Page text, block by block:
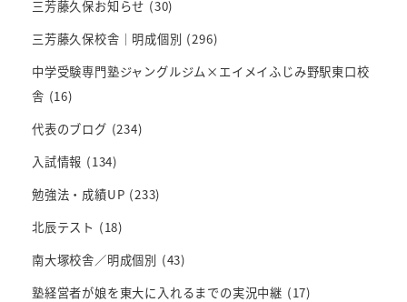
三芳藤久保お知らせ (30)
三芳藤久保校舎｜明成個別 (296)
中学受験専門塾ジャングルジム×エイメイふじみ野駅東口校
舎 (16)
代表のブログ (234)
入試情報 (134)
勉強法・成績UP (233)
北辰テスト (18)
南大塚校舎／明成個別 (43)
塾経営者が娘を東大に入れるまでの実況中継 (17)